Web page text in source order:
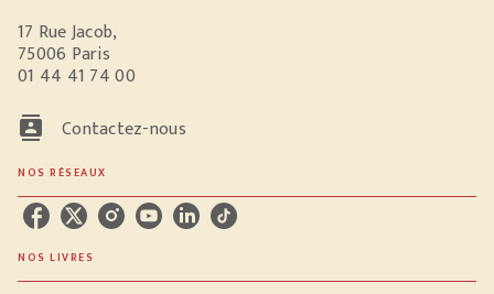
17 Rue Jacob,
75006 Paris
01 44 41 74 00
contacts Contactez-nous
NOS RÉSEAUX
NOS LIVRES